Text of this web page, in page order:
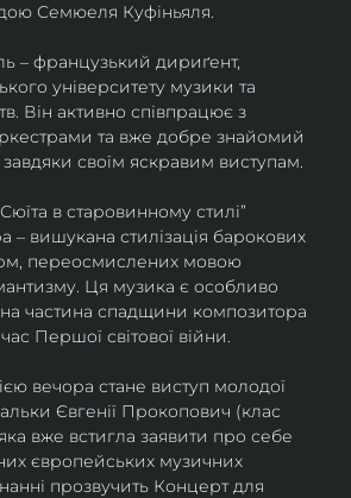
Семюеля Куфіньяля.
– французький дириґент,
університету музики та
Він активно співпрацює з
та вже добре знайомий
завдяки своїм яскравим виступам.
в старовинному стилі”
– вишукана стилізація барокових
переосмислених мовою
Ця музика є особливо
частина спадщини композитора
Першої світової війни.
вечора стане виступ молодої
Євгенії Прокопович (клас
вже встигла заявити про себе
європейських музичних
прозвучить Концерт для